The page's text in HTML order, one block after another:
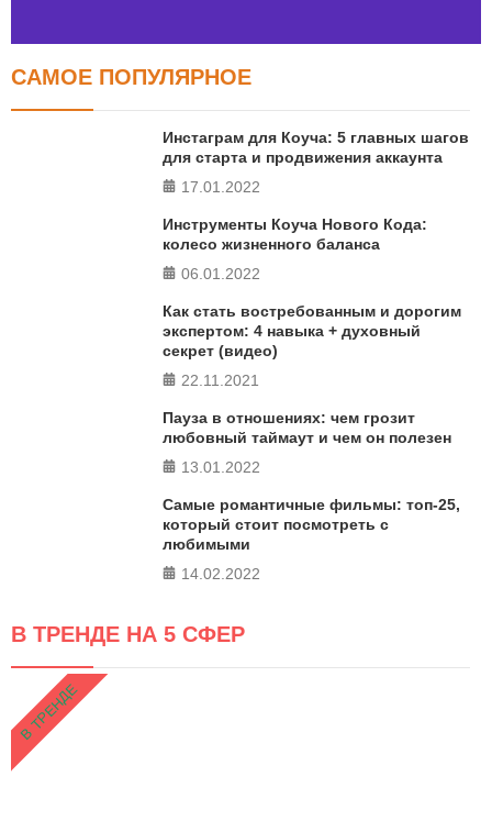
Тест FERMI
в 5 главных сферах
САМОЕ ПОПУЛЯРНОЕ
Инстаграм для Коуча: 5 главных шагов
для старта и продвижения аккаунта
17.01.2022
Инструменты Коуча Нового Кода:
колесо жизненного баланса
06.01.2022
Как стать востребованным и дорогим
экспертом: 4 навыка + духовный
секрет (видео)
22.11.2021
Пауза в отношениях: чем грозит
любовный таймаут и чем он полезен
13.01.2022
Самые романтичные фильмы: топ-25,
который стоит посмотреть с
любимыми
14.02.2022
В ТРЕНДЕ НА 5 СФЕР
В ТРЕНДЕ